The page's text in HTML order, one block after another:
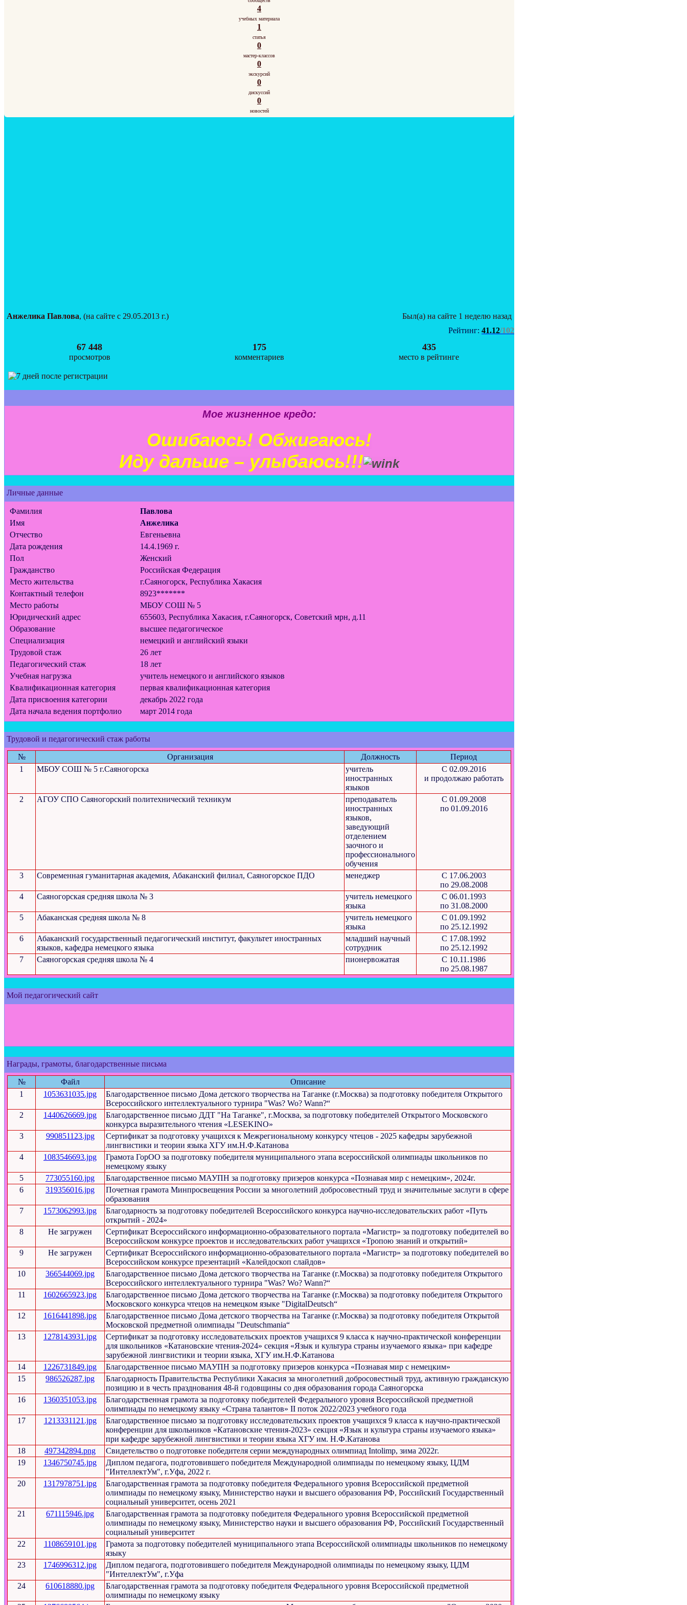
4
учебных материала
1
статья
0
мастер-классов
0
экскурсий
0
дискуссий
0
новостей
Анжелика Павлова, (на сайте с 29.05.2013 г.)
Был(а) на сайте 1 неделю назад
Рейтинг: 41.12/102
67 448
просмотров
175
комментариев
435
место в рейтинге
Мое жизненное кредо:
Ошибаюсь! Обжигаюсь!
Иду дальше – улыбаюсь!!!
Личные данные
Фамилия
Павлова
Имя
Анжелика
Отчество
Евгеньевна
Дата рождения
14.4.1969 г.
Пол
Женский
Гражданство
Российская Федерация
Место жительства
г.Саяногорск, Республика Хакасия
Контактный телефон
8923*******
Место работы
МБОУ СОШ № 5
Юридический адрес
655603, Республика Хакасия, г.Саяногорск, Советский мрн, д.11
Образование
высшее педагогическое
Специализация
немецкий и английский языки
Трудовой стаж
26 лет
Педагогический стаж
18 лет
Учебная нагрузка
учитель немецкого и английского языков
Квалификационная категория
первая квалификационная категория
Дата присвоения категории
декабрь 2022 года
Дата начала ведения портфолио
март 2014 года
Трудовой и педагогический стаж работы
№ Организация Должность
Период
1
МБОУ СОШ № 5 г.Саяногорска
учитель
иностранных
языков
C 02.09.2016
и продолжаю работать
2 АГОУ СПО Саяногорский политехнический техникум
преподаватель
иностранных
языков,
заведующий
отделением
заочного и
профессионального
обучения
C 01.09.2008
по 01.09.2016
3 Современная гуманитарная академия, Абаканский филиал, Саяногорское ПДО менеджер
C 17.06.2003
по 29.08.2008
4
Саяногорская средняя школа № 3
учитель немецкого
языка
C 06.01.1993
по 31.08.2000
5
Абаканская средняя школа № 8
учитель немецкого
языка
C 01.09.1992
по 25.12.1992
6
Абаканский государственный педагогический институт, факультет иностранных
языков, кафедра немецкого языка
младший научный
сотрудник
C 17.08.1992
по 25.12.1992
7
Саяногорская средняя школа № 4 пионервожатая
C 10.11.1986
по 25.08.1987
Мой педагогический сайт
Награды, грамоты, благодарственные письма
№ Файл
Описание
1
1053631035.jpg
Благодарственное письмо Дома детского творчества на Таганке (г.Москва) за подготовку победителя Открытого
Всероссийского интеллектуального турнира "Was? Wo? Wann?“
2
1440626669.jpg
Благодарственное письмо ДДТ "На Таганке", г.Москва, за подготовку победителей Открытого Московского
конкурса выразительного чтения «LESEKINO»
3
990851123.jpg
Сертификат за подготовку учащихся к Межрегиональному конкурсу чтецов - 2025 кафедры зарубежной
лингвистики и теории языка ХГУ им.Н.Ф.Катанова
4
1083546693.jpg
Грамота ГорОО за подготовку победителя муниципального этапа всероссийской олимпиады школьников по
немецкому языку
5
773055160.jpg
Благодарственное письмо МАУПН за подготовку призеров конкурса «Познавая мир с немецким», 2024г.
6
319356016.jpg
Почетная грамота Минпросвещения России за многолетний добросовестный труд и значительные заслуги в сфере
образования
7
1573062993.jpg
Благодарность за подготовку победителей Всероссийского конкурса научно-исследовательских работ «Путь
открытий - 2024»
8
Не загружен
Сертификат Всероссийского информационно-образовательного портала «Магистр» за подготовку победителей во
Всероссийском конкурсе проектов и исследовательских работ учащихся «Тропою знаний и открытий»
9
Не загружен
Сертификат Всероссийского информационно-образовательного портала «Магистр» за подготовку победителей во
Всероссийском конкурсе презентаций «Калейдоскоп слайдов»
10
366544069.jpg
Благодарственное письмо Дома детского творчества на Таганке (г.Москва) за подготовку победителя Открытого
Всероссийского интеллектуального турнира "Was? Wo? Wann?“
11
1602665923.jpg
Благодарственное письмо Дома детского творчества на Таганке (г.Москва) за подготовку победителя Открытого
Московского конкурса чтецов на немецком языке "DigitalDeutsch“
12
1616441898.jpg
Благодарственное письмо Дома детского творчества на Таганке (г.Москва) за подготовку победителя Открытой
Московской предметной олимпиады "Deutschmania“
13
1278143931.jpg
Сертификат за подготовку исследовательских проектов учащихся 9 класса к научно-практической конференции
для школьников «Катановские чтения-2024» секция «Язык и культура страны изучаемого языка» при кафедре
зарубежной лингвистики и теории языка, ХГУ им.Н.Ф.Катанова
14
1226731849.jpg
Благодарственное письмо МАУПН за подготовку призеров конкурса «Познавая мир с немецким»
15
986526287.jpg
Благодарность Правительства Республики Хакасия за многолетний добросовестный труд, активную гражданскую
позицию и в честь празднования 48-й годовщины со дня образования города Саяногорска
16
1360351053.jpg
Благодарственная грамота за подготовку победителей Федерального уровня Всероссийской предметной
олимпиады по немецкому языку «Страна талантов» II поток 2022/2023 учебного года
17
1213331121.jpg
Благодарственное письмо за подготовку исследовательских проектов учащихся 9 класса к научно-практической
конференции для школьников «Катановские чтения-2023» секция «Язык и культура страны изучаемого языка»
при кафедре зарубежной лингвистики и теории языка ХГУ им. Н.Ф.Катанова
18
497342894.png
Свидетельство о подготовке победителя серии международных олимпиад Intolimp, зима 2022г.
19
1346750745.jpg
Диплом педагога, подготовившего победителя Международной олимпиады по немецкому языку, ЦДМ
"ИнтеллектУм", г.Уфа, 2022 г.
20
1317978751.jpg
Благодарственная грамота за подготовку победителя Федерального уровня Всероссийской предметной
олимпиады по немецкому языку, Министерство науки и высшего образования РФ, Российский Государственный
социальный университет, осень 2021
21
671115946.jpg
Благодарственная грамота за подготовку победителя Федерального уровня Всероссийской предметной
олимпиады по немецкому языку, Министерство науки и высшего образования РФ, Российский Государственный
социальный университет
22
1108659101.jpg
Грамота за подготовку победителей муниципального этапа Всероссийской олимпиады школьников по немецкому
языку
23
1746996312.jpg
Диплом педагога, подготовившего победителя Международной олимпиады по немецкому языку, ЦДМ
"ИнтеллектУм", г.Уфа
24
610618880.jpg
Благодарственная грамота за подготовку победителя Федерального уровня Всероссийской предметной
олимпиады по немецкому языку